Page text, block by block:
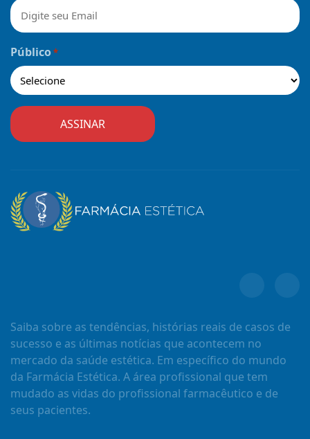
Público*
Saiba sobre as tendências, histórias reais de casos de
sucesso e as últimas notícias que acontecem no
mercado da saúde estética. Em específico do mundo
da Farmácia Estética. A área profissional que tem
mudado as vidas do profissional farmacêutico e de
seus pacientes.